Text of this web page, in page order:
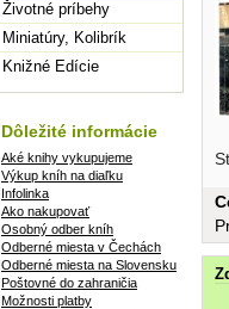
Životné príbehy
Miniatúry, Kolibrík
Knižné Edície
Dôležité informácie
Aké knihy vykupujeme
Výkup kníh na diaľku
Infolinka
Ako nakupovať
Osobný odber kníh
Odberné miesta v Čechách
Odberné miesta na Slovensku
Poštovné do zahraničia
Možnosti platby